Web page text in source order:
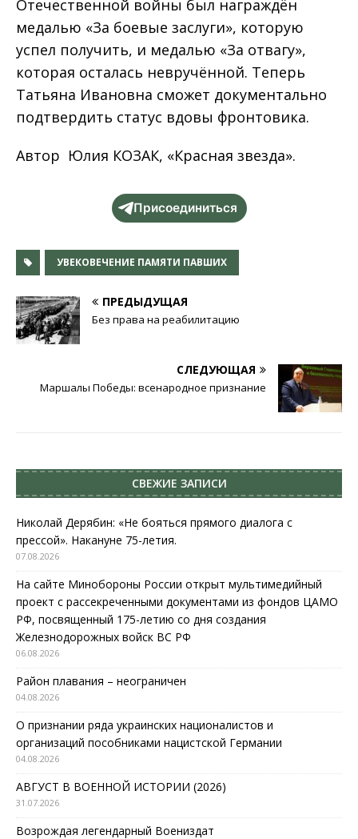
Отечественной войны был награждён
медалью «За боевые заслуги», которую
успел получить, и медалью «За отвагу»,
которая осталась невручённой. Теперь
Татьяна Ивановна сможет документально
подтвердить статус вдовы фронтовика.
Автор Юлия КОЗАК, «Красная звезда».
Присоединиться
УВЕКОВЕЧЕНИЕ ПАМЯТИ ПАВШИХ
ПРЕДЫДУЩАЯ
Без права на реабилитацию
СЛЕДУЮЩАЯ
Маршалы Победы: всенародное признание
СВЕЖИЕ ЗАПИСИ
Николай Дерябин: «Не бояться прямого диалога с
прессой». Накануне 75-летия.
07.08.2026
На сайте Минобороны России открыт мультимедийный
проект с рассекреченными документами из фондов ЦАМО
РФ, посвященный 175-летию со дня создания
Железнодорожных войск ВС РФ
06.08.2026
Район плавания – неограничен
04.08.2026
О признании ряда украинских националистов и
организаций пособниками нацистской Германии
04.08.2026
АВГУСТ В ВОЕННОЙ ИСТОРИИ (2026)
31.07.2026
Возрождая легендарный Воениздат